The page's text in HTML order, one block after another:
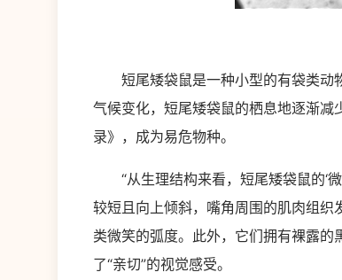
短尾矮袋鼠是一种小型的有袋类动
气候变化，短尾矮袋鼠的栖息地逐渐
录》，成为易危物种。
“从生理结构来看，短尾矮袋鼠的‘微
较短且向上倾斜，嘴角周围的肌肉组
类微笑的弧度。此外，它们拥有裸露
了“亲切”的视觉感受。